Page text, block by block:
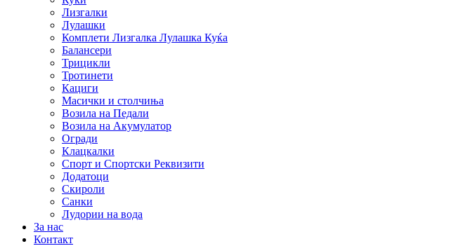
Лизгалки
Лулашки
Комплети Лизгалка Лулашка Куќа
Балансери
Трицикли
Тротинети
Кациги
Mасички и столчиња
Возила на Педали
Возила на Акумулатор
Огради
Клацкалки
Спорт и Спортски Реквизити
Додатоци
Скироли
Санки
Лудории на вода
За нас
Контакт